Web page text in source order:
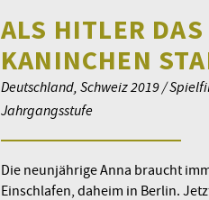
ALS HITLER
KANINCHEN
Deutschland, Schweiz 2019 /
Jahrgangsstufe
Die neunjährige Anna braucht
Einschlafen, daheim in Berlin.